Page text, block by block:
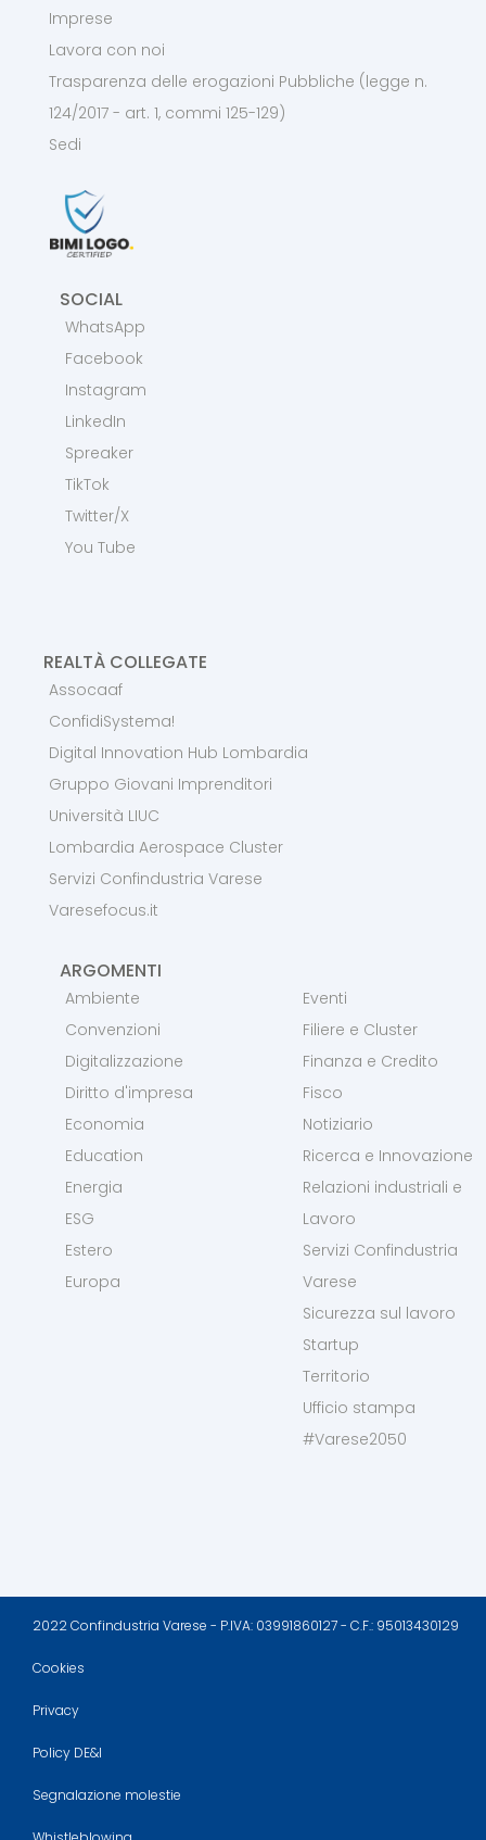
Imprese
Lavora con noi
Trasparenza delle erogazioni Pubbliche (legge n.
124/2017 - art. 1, commi 125-129)
Sedi
SOCIAL
WhatsApp
Facebook
Instagram
LinkedIn
Spreaker
TikTok
Twitter/X
You Tube
REALTÀ COLLEGATE
Assocaaf
ConfidiSystema!
Digital Innovation Hub Lombardia
Gruppo Giovani Imprenditori
Università LIUC
Lombardia Aerospace Cluster
Servizi Confindustria Varese
Varesefocus.it
ARGOMENTI
Ambiente
Convenzioni
Digitalizzazione
Diritto d'impresa
Economia
Education
Energia
ESG
Estero
Europa
Eventi
Filiere e Cluster
Finanza e Credito
Fisco
Notiziario
Ricerca e Innovazione
Relazioni industriali e
Lavoro
Servizi Confindustria
Varese
Sicurezza sul lavoro
Startup
Territorio
Ufficio stampa
#Varese2050
2022 Confindustria Varese - P.IVA: 03991860127 - C.F.: 95013430129
Cookies
Privacy
Policy DE&I
Segnalazione molestie